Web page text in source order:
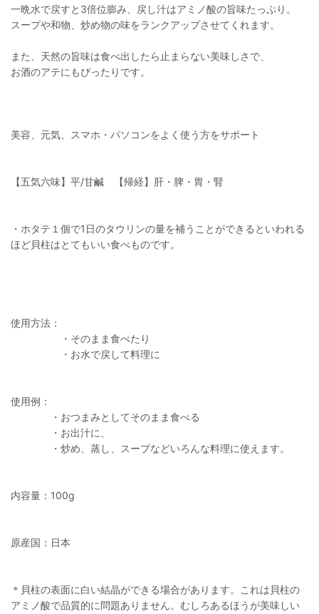
一晩水で戻すと3倍位膨み、戻し汁はアミノ酸の旨味たっぷり。
スープや和物、炒め物の味をランクアップさせてくれます。
また、天然の旨味は食べ出したら止まらない美味しさで、
お酒のアテにもぴったりです。
美容、元気、スマホ・パソコンをよく使う方をサポート
【五気六味】平/甘鹹 【帰経】肝・脾・胃・腎
・ホタテ１個で1日のタウリンの量を補うことができるといわれる
ほど貝柱はとてもいい食べものです。
使用方法：
・そのまま食べたり
・お水で戻して料理に
使用例：
・おつまみとしてそのまま食べる
・お出汁に、
・炒め、蒸し、スープなどいろんな料理に使えます。
内容量：100g
原産国：日本
＊貝柱の表面に白い結晶ができる場合があります。これは貝柱の
アミノ酸で品質的に問題ありません。むしろあるほうが美味しい